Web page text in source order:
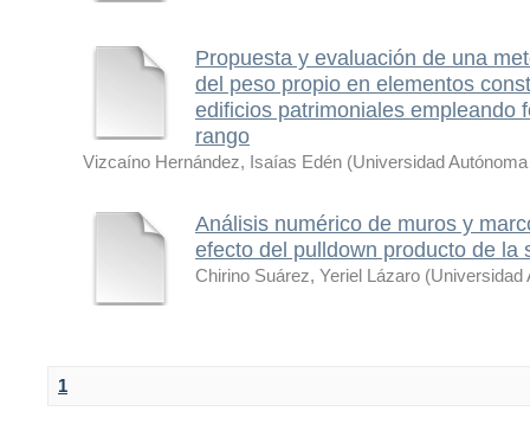
Propuesta y evaluación de una
del peso propio en elementos
edificios patrimoniales empleando
rango
Vizcaíno Hernández, Isaías Edén (Universidad
Análisis numérico de muros y
efecto del pulldown producto de la
Chirino Suárez, Yeriel Lázaro (Universidad
1